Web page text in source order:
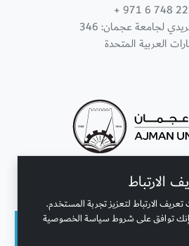
الارتباط
الارتباط لتعزيز تجربة المستخدم.
توافق على شروط سياسة الخصوصية
+ 971 6 748
لجامعة عجمان: 346
العربية المتحدة
تواصل معنا